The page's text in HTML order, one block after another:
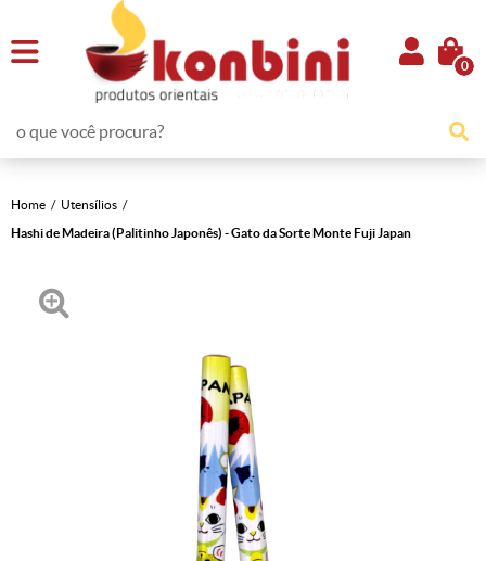
0
Home
Utensílios
Hashi de Madeira (Palitinho Japonês) - Gato da Sorte Monte Fuji Japan